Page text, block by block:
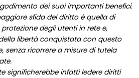
dei suoi importanti benefici.
sfida del diritto è quella di
degli utenti in rete e,
libertà conquistata con questo
senza ricorrere a misure di tutela
significherebbe infatti ledere diritti